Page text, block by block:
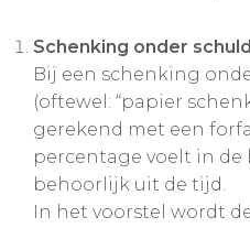
Schenking onder
Bij een schenking
(oftewel: “papier
gerekend met een
percentage voelt in
behoorlijk uit de tijd.
In het voorstel wordt